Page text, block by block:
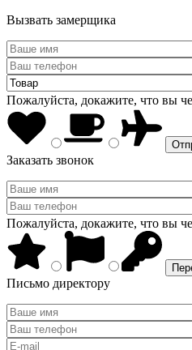
Вызвать замерщика
Пожалуйста, докажите, что вы
Заказать звонок
Пожалуйста, докажите, что вы
Письмо директору